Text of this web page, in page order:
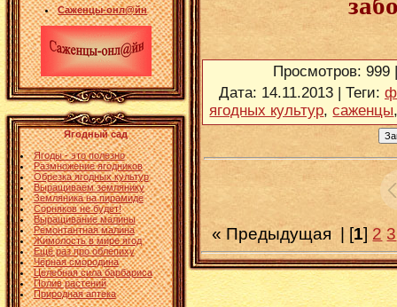
Саженцы-онл@йн
Ягодный сад
Ягоды - это полезно
Размножение ягодников
Обрезка ягодных культур
Выращиваем землянику
Земляника на пирамиде
Сорняков не будет!
Выращивание малины
Ремонтантная малина
Жимолость в мире ягод
Ещё раз про облепиху
Чёрная смородина
Целебная сила барбариса
Полив растений
Природная аптека
Просмотров: 999
Дата: 14.11.2013 | Теги:
ягодных культур,саженцы
« Предыдущая | [1] 2 3